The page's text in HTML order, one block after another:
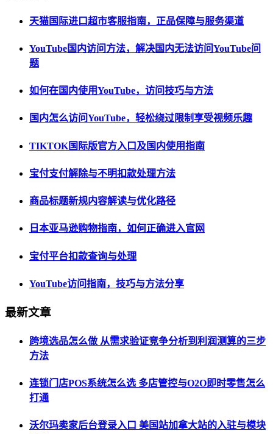
天猫国际进口超市客服指南，正品保障与服务渠道
YouTube国内访问方法，解决国内无法访问YouTube问
题
如何在国内使用YouTube，访问技巧与方法
国内怎么访问YouTube，轻松绕过限制享受视频乐趣
TIKTOK国际版官方入口及国内使用指南
宝付支付解除与不明扣款处理方法
商品标题新规内容解读与优化路径
日本亚马逊购物指南，如何正确进入官网
宝付平台扣款查询与处理
YouTube访问指南，技巧与方法分享
最新文章
跨境选品怎么做 从需求验证竞争分析到利润测算的三步
方法
连锁门店POS系统怎么选 多店管控与O2O即时零售怎么
打通
沃尔玛卖家后台登录入口 美国站加拿大站的入驻与模块